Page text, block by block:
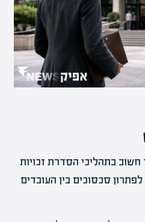
בתהליכי הסדרת זכויות
סכסוכים בין העובדים